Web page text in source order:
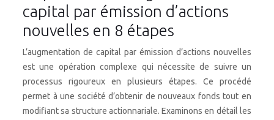
capital par émission d’actions
nouvelles en 8 étapes
L’augmentation de capital par émission d’actions nouvelles
est une opération complexe qui nécessite de suivre un
processus rigoureux en plusieurs étapes. Ce procédé
permet à une société d’obtenir de nouveaux fonds tout en
modifiant sa structure actionnariale. Examinons en détail les